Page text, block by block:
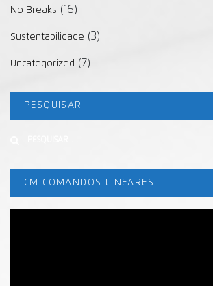
No Breaks (16)
Sustentabilidade (3)
Uncategorized (7)
PESQUISAR
CM COMANDOS LINEARES